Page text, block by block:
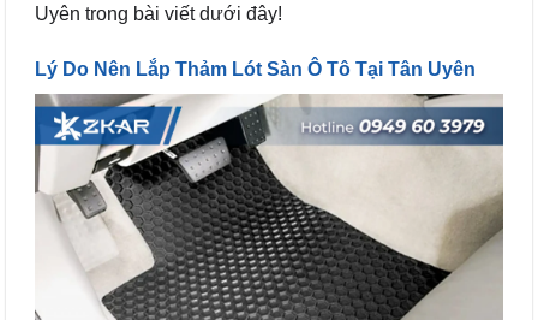
Uyên trong bài viết dưới đây!
Lý Do Nên Lắp Thảm Lót Sàn Ô Tô Tại Tân Uyên